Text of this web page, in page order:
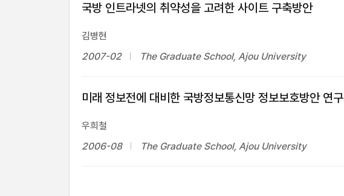
국방 인트라넷의 취약성을 고려한 사이트 구축방안
김병현
2007-02
The Graduate School, Ajou University
미래 정보전에 대비한 국방정보통신망 정보보호방안 연구
우희철
2006-08
The Graduate School, Ajou University